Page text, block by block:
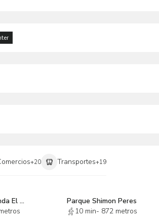
que toda transacción debe de hacerse
poder ser valida requiere de la
+20 Transportes+19
Parque Hacienda El Ciervo
Parque Shimon Peres
10 min- 872 metros